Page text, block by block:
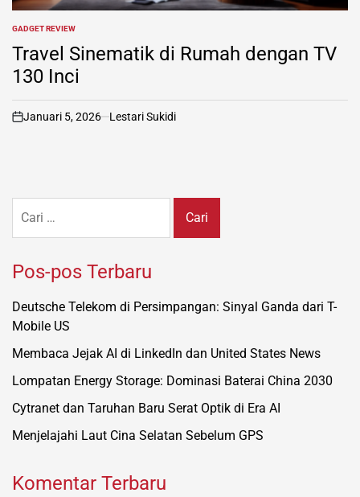
POSTED
IN
GADGET REVIEW
Travel Sinematik di Rumah dengan TV
130 Inci
on
Januari 5, 2026 Lestari Sukidi
untuk:
Pos-pos Terbaru
Deutsche Telekom di Persimpangan: Sinyal Ganda dari T-
Mobile US
Membaca Jejak AI di LinkedIn dan United States News
Lompatan Energy Storage: Dominasi Baterai China 2030
Cytranet dan Taruhan Baru Serat Optik di Era AI
Menjelajahi Laut Cina Selatan Sebelum GPS
Komentar Terbaru